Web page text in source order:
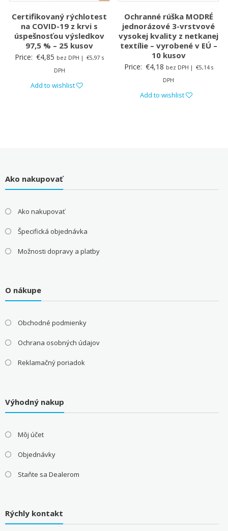
Certifikovaný rýchlotest
na COVID-19 z krvi s
úspešnosťou výsledkov
97,5 % – 25 kusov
Price: €4,85 bez DPH | €5,97 s
DPH
Add to wishlist
Ochranné rúška MODRÉ
jednorázové 3-vrstvové
vysokej kvality z netkanej
textílie – vyrobené v EÚ –
10 kusov
Price: €4,18 bez DPH | €5,14s
DPH
Add to wishlist
Ako nakupovať
Ako nakupovať
Špecifická objednávka
Možnosti dopravy a platby
O nákupe
Obchodné podmienky
Ochrana osobných údajov
Reklamačný poriadok
Výhodný nakup
Môj účet
Objednávky
Staňte sa Dealerom
Rýchly kontakt